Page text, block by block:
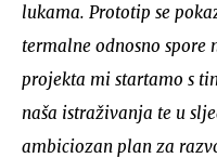
lukama. Prototip se
termalne odnosno spore
projekta mi startamo s
naša istraživanja te u
ambiciozan plan za